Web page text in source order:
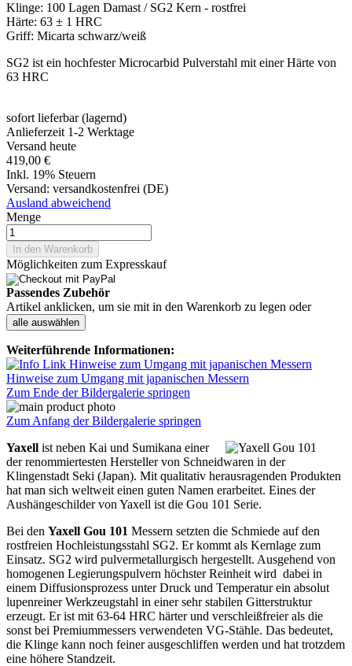
Klinge: 100 Lagen Damast / SG2 Kern - rostfrei
Härte: 63 ± 1 HRC
Griff: Micarta schwarz/weiß
SG2 ist ein hochfester Microcarbid Pulverstahl mit einer Härte von
63 HRC
sofort lieferbar (lagernd)
Anlieferzeit 1-2 Werktage
Versand heute
419,00 €
Inkl. 19% Steuern
Versand: versandkostenfrei (DE)
Ausland abweichend
Menge
In den Warenkorb
Möglichkeiten zum Expresskauf
Passendes Zubehör
Artikel anklicken, um sie mit in den Warenkorb zu legen oder
alle auswählen
Weiterführende Informationen:
Hinweise zum Umgang mit japanischen Messern
Zum Ende der Bildergalerie springen
Zum Anfang der Bildergalerie springen
Yaxell ist neben Kai und Sumikana einer
der renommiertesten Hersteller von Schneidwaren in der
Klingenstadt Seki (Japan). Mit qualitativ herausragenden Produkten
hat man sich weltweit einen guten Namen erarbeitet. Eines der
Aushängeschilder von Yaxell ist die Gou 101 Serie.
Bei den Yaxell Gou 101 Messern setzten die Schmiede auf den
rostfreien Hochleistungsstahl SG2. Er kommt als Kernlage zum
Einsatz. SG2 wird pulvermetallurgisch hergestellt. Ausgehend von
homogenen Legierungspulvern höchster Reinheit wird dabei in
einem Diffusionsprozess unter Druck und Temperatur ein absolut
lupenreiner Werkzeugstahl in einer sehr stabilen Gitterstruktur
erzeugt. Er ist mit 63-64 HRC härter und verschleißfreier als die
sonst bei Premiummessers verwendeten VG-Stähle. Das bedeutet,
die Klinge kann noch feiner ausgeschliffen werden und hat trotzdem
eine höhere Standzeit.